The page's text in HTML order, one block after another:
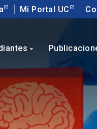
Mi Portal UC
arrow_drop_down